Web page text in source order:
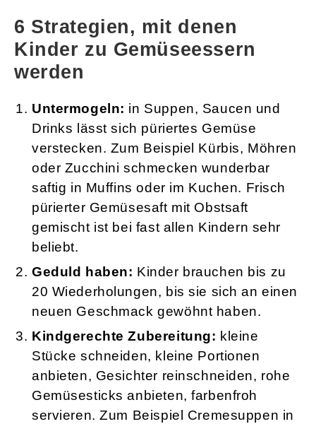
6 Strategien, mit denen
Kinder zu Gemüseessern
werden
Untermogeln: in Suppen, Saucen und
Drinks lässt sich püriertes Gemüse
verstecken. Zum Beispiel Kürbis, Möhren
oder Zucchini schmecken wunderbar
saftig in Muffins oder im Kuchen. Frisch
pürierter Gemüsesaft mit Obstsaft
gemischt ist bei fast allen Kindern sehr
beliebt.
Geduld haben: Kinder brauchen bis zu
20 Wiederholungen, bis sie sich an einen
neuen Geschmack gewöhnt haben.
Kindgerechte Zubereitung: kleine
Stücke schneiden, kleine Portionen
anbieten, Gesichter reinschneiden, rohe
Gemüsesticks anbieten, farbenfroh
servieren. Zum Beispiel Cremesuppen in